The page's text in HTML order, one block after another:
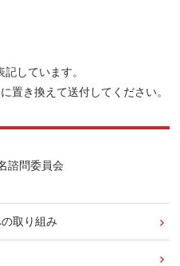
しています。
置き換えて送付してください。
諮問委員会
取り組み